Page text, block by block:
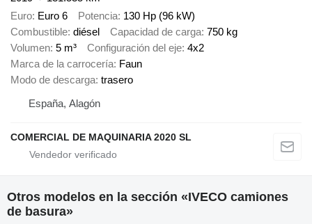
Euro Euro 6 Potencia 130 Hp (96 kW)
Combustible diésel Capacidad de carga 750 kg
Volumen 5 m³ Configuración del eje 4x2
Marca de la carrocería Faun
Modo de descarga trasero
España, Alagón
COMERCIAL DE MAQUINARIA 2020 SL
Otros modelos en la sección «IVECO camiones
de basura»